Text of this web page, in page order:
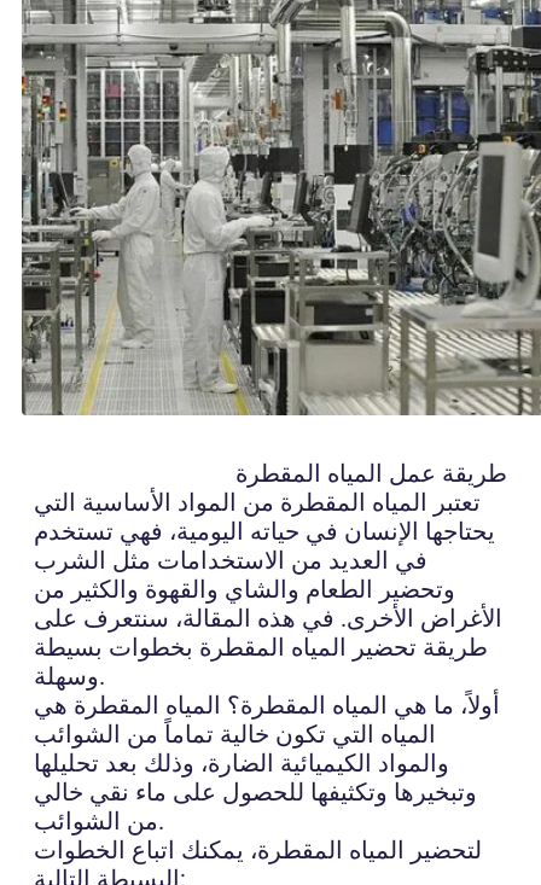
طريقة عمل المياه المقطرة
تعتبر المياه المقطرة من المواد الأساسية التي
يحتاجها الإنسان في حياته اليومية، فهي تستخدم
في العديد من الاستخدامات مثل الشرب
وتحضير الطعام والشاي والقهوة والكثير من
الأغراض الأخرى. في هذه المقالة، سنتعرف على
طريقة تحضير المياه المقطرة بخطوات بسيطة
وسهلة.
أولاً، ما هي المياه المقطرة؟ المياه المقطرة هي
المياه التي تكون خالية تماماً من الشوائب
والمواد الكيميائية الضارة، وذلك بعد تحليلها
وتبخيرها وتكثيفها للحصول على ماء نقي خالي
من الشوائب.
لتحضير المياه المقطرة، يمكنك اتباع الخطوات
البسيطة التالية: